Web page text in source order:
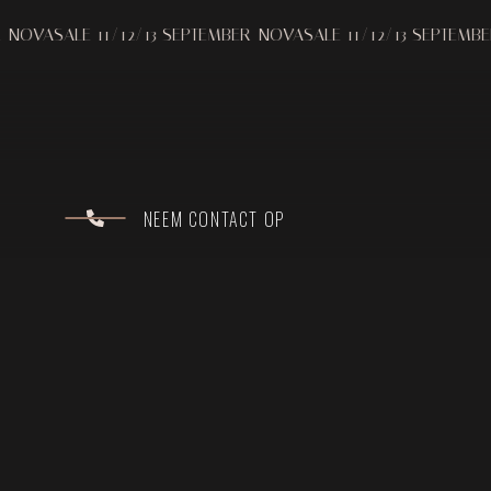
11/12/13 SEPTEMBER NOVASALE 11/12/13 SEPTEMBER
NEEM CONTACT OP